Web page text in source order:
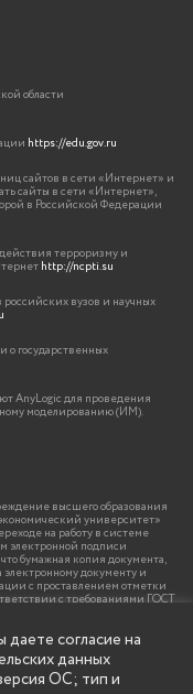
области
https://edu.gov.ru
сайтов в сети «Интернет» и
сайты в сети «Интернет»,
в Российской Федерации
терроризму и
http://ncpti.su
вузов и научных
государственных
AnyLogic для проведения
моделированию (ИМ).
высшего образования
университет»
на работу в системе
электронной подписи
бумажная копия документа,
документу и
с проставлением отметки
с требованиями ГОСТ
согласие на
данных
ОС; тип и